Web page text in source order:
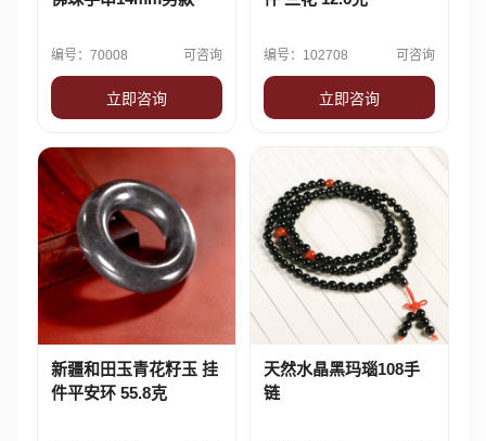
编号：70008 可咨询
立即咨询
编号：102708 可咨询
立即咨询
新疆和田玉青花籽玉 挂
件平安环 55.8克
天然水晶黑玛瑙108手
链